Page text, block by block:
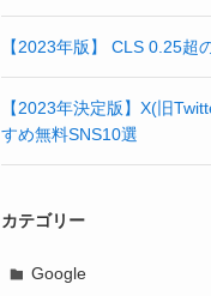
【2023年版】 CLS 0.25超
【2023年決定版】X(旧
すめ無料SNS10選
カテゴリー
Google